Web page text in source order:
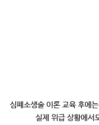
심폐소생술 이론 교육 후에는
실제 위급 상황에서